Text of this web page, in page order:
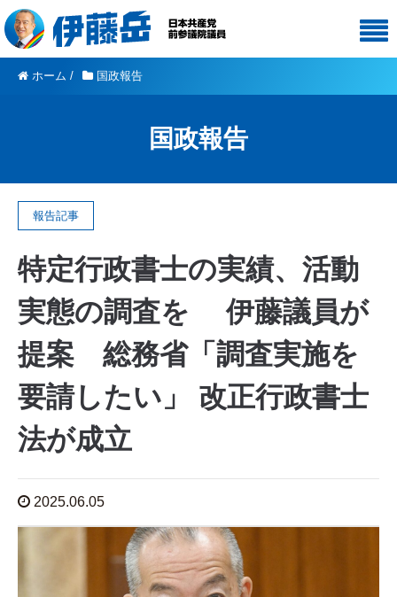
ホーム / 国政報告
国政報告
報告記事
特定行政書士の実績、活動
実態の調査を 伊藤議員が
提案 総務省「調査実施を
要請したい」 改正行政書士
法が成立
2025.06.05